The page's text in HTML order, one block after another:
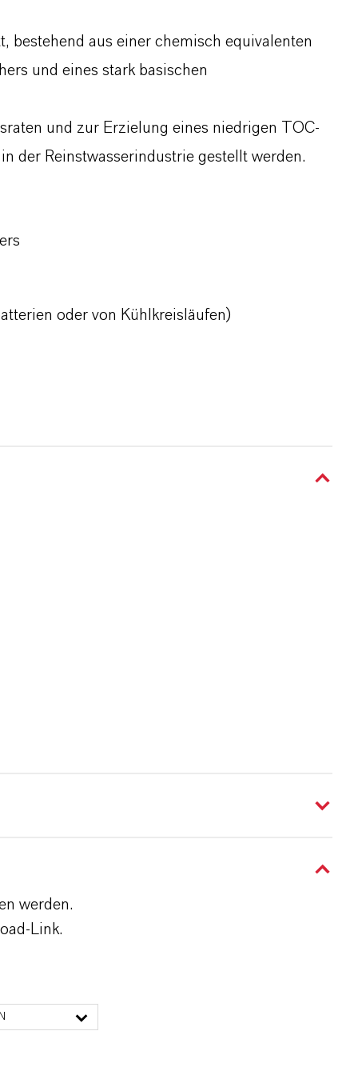
aus einer chemisch equivalenten
und eines stark basischen
und zur Erzielung eines niedrigen TOC-
der Reinstwasserindustrie gestellt werden.
oder von Kühlkreisläufen)
werden.
Link.